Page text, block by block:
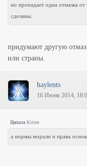
но пропадает одна отмазка
сделаны.
придумают другую
или страны.
haylents
16 Июня 2014,
Цитата Kitten
а нормы морали и права